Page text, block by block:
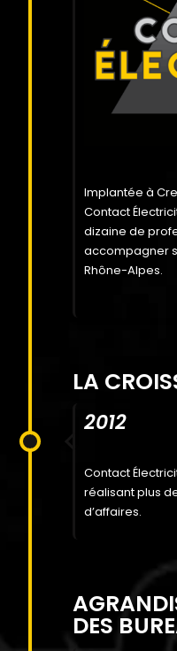
Implantée à
Contact
dizaine de
accompagner
Rhône-Alpes.
LA
2012
Contact
réalisant plus
d’affaires.
DES